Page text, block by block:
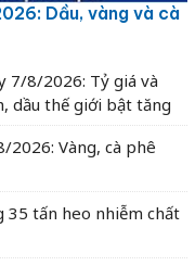
Dầu, vàng và cà
7/8/2026: Tỷ giá và
dầu thế giới bật tăng
2026: Vàng, cà phê
35 tấn heo nhiễm chất